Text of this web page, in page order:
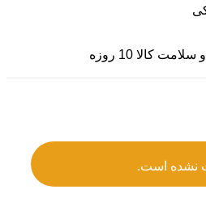
کالا 10 روزه
نشده است.